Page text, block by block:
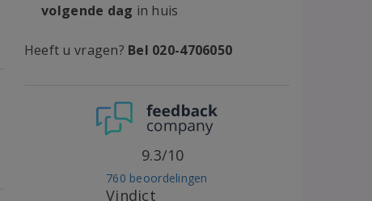
volgende dag in huis
Heeft u vragen? Bel 020-4706050
Vindict
760 beoordelingen
9.3/10